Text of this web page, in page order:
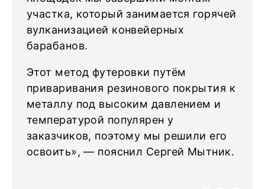
участка, который занимается горячей
вулканизацией конвейерных
барабанов.
Этот метод футеровки путём
приваривания резинового покрытия к
металлу под высоким давлением и
температурой популярен у
заказчиков, поэтому мы решили его
освоить», — пояснил Сергей Мытник.